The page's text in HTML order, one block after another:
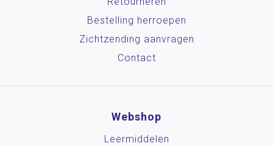
Bestelling herroepen
Zichtzending aanvragen
Contact
Webshop
Leermiddelen